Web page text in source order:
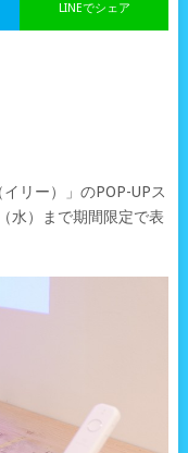
LINEでシェア
リー）」のPOP-UPス
水）まで期間限定で表